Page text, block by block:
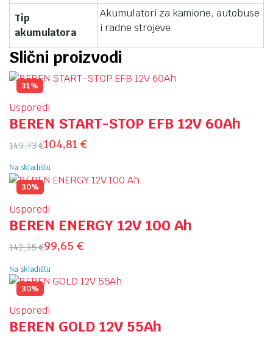
Tip
akumulatora
Akumulatori za kamione, autobuse
i radne strojeve
Slični proizvodi
31%
Usporedi
BEREN START-STOP EFB 12V 60Ah
149,73€104,81 €
Na skladištu
30%
Usporedi
BEREN ENERGY 12V 100 Ah
142,35€99,65 €
Na skladištu
30%
Usporedi
BEREN GOLD 12V 55Ah